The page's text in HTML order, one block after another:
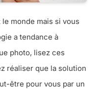
monde mais si vous
a tendance à
photo, lisez ces
réaliser que la solution
être pour vous par un